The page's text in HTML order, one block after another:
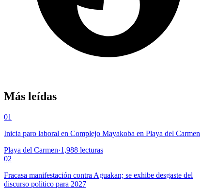
Más leídas
01
Inicia paro laboral en Complejo Mayakoba en Playa del Carmen
Playa del Carmen·1,988 lecturas
02
Fracasa manifestación contra Aguakan; se exhibe desgaste del
discurso político para 2027